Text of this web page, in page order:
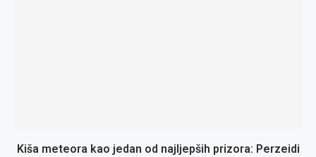
Kiša meteora kao jedan od najljepših prizora: Perzeidi